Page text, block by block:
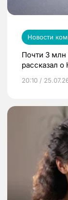
Новости
Почти 3
рассказал
20:10 /